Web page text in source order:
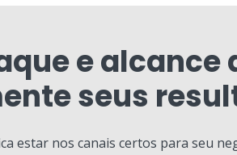
e alcance
seus
estar nos canais certos para seu